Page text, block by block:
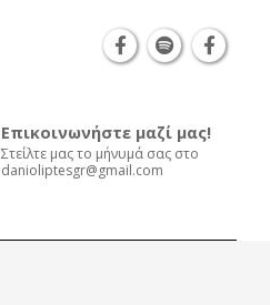
Επικοινωνήστε μαζί μας!
Στείλτε μας το μήνυμά σας στο
danioliptesgr@gmail.com